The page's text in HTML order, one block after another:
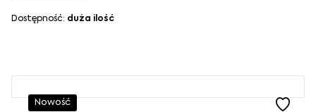
Dostępność: duża ilość
Nowość